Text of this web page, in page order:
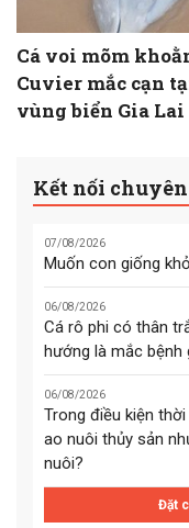
Cá voi mõm
Cuvier mắc cạn
vùng biển Gia Lai
Kết nối
07/08/2026
Muốn con giống
06/08/2026
Cá rô phi có thân
hướng là mắc bệnh
06/08/2026
Trong điều kiện
ao nuôi thủy sản
nuôi?
Đặt